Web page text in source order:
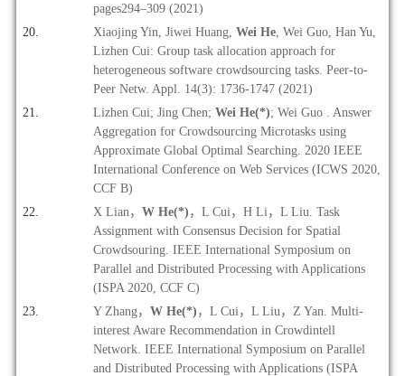
pages294–309 (2021)
Xiaojing Yin, Jiwei Huang, Wei He, Wei Guo, Han Yu,
Lizhen Cui: Group task allocation approach for
heterogeneous software crowdsourcing tasks. Peer-to-
Peer Netw. Appl. 14(3): 1736-1747 (2021)
Lizhen Cui; Jing Chen; Wei He(*); Wei Guo . Answer
Aggregation for Crowdsourcing Microtasks using
Approximate Global Optimal Searching. 2020 IEEE
International Conference on Web Services (ICWS 2020,
CCF B)
X Lian ， W He(*) ，L Cui，H Li，L Liu. Task
Assignment with Consensus Decision for Spatial
Crowdsouring. IEEE International Symposium on
Parallel and Distributed Processing with Applications
(ISPA 2020, CCF C)
Y Zhang， W He(*) ，L Cui，L Liu，Z Yan. Multi-
interest Aware Recommendation in Crowdintell
Network. IEEE International Symposium on Parallel
and Distributed Processing with Applications (ISPA